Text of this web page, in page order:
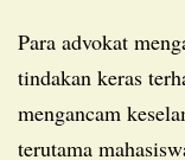
Para advokat mengatakan bahwa, dalam waktu dekat,
tindakan keras
mengancam
terutama